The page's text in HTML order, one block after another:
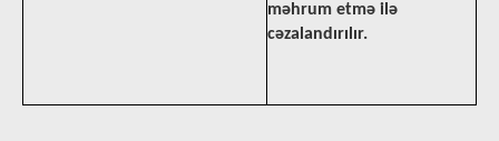
məhrum etmə ilə
cəzalandırılır.